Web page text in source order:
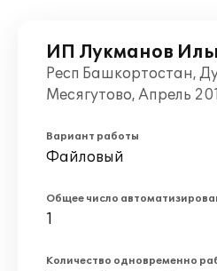
ИП Лукманов
Респ Башкортостан,
Месягутово, Апрель
Вариант работы
Файловый
Общее число
1
Количество одновременно